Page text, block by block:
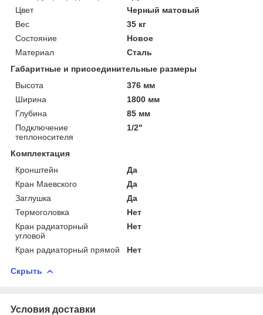
Цвет
Черный матовый
Вес
35 кг
Состояние
Новое
Материал
Сталь
Габаритные и присоединительные размеры
Высота
376 мм
Ширина
1800 мм
Глубина
85 мм
Подключение
теплоносителя
1/2"
Комплектация
Кронштейн
Да
Кран Маевского
Да
Заглушка
Да
Термоголовка
Нет
Кран радиаторный
угловой
Нет
Кран радиаторный прямой Нет
Скрыть
Условия доставки